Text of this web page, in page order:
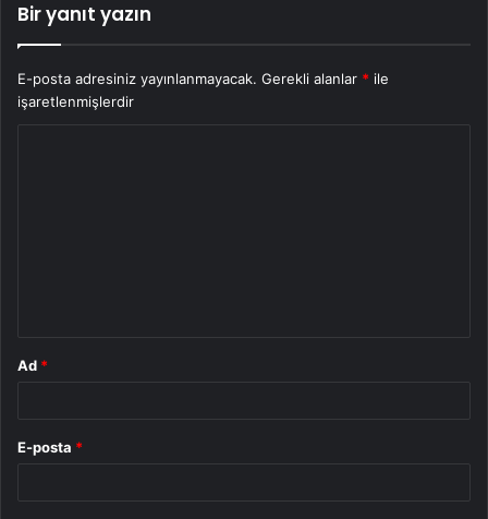
Bir yanıt yazın
E-posta adresiniz yayınlanmayacak. Gerekli alanlar * ile
işaretlenmişlerdir
Ad *
E-posta *